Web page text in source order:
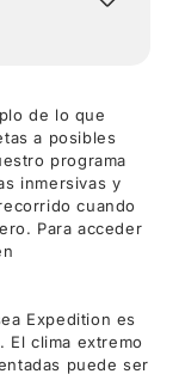
de lo que
a posibles
programa
inmersivas y
cuando
Para acceder
Expedition es
El clima extremo
puede ser